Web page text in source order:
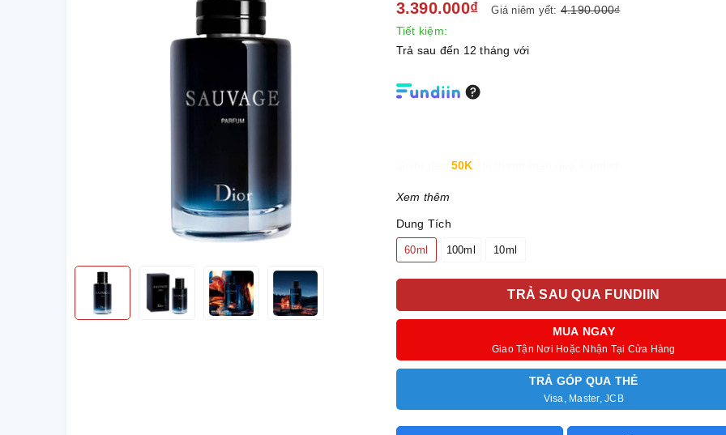
3.390.000₫ Giá niêm yết: 4.190.000₫
Tiết kiệm:
Trả sau đến 12 tháng với
50K
Xem thêm
Dung Tích
60ml 100ml 10ml
TRẢ SAU QUA FUNDIIN
MUA NGAY
Giao Tận Nơi Hoặc Nhận Tại Cửa Hàng
TRẢ GÓP QUA THẺ
Visa, Master, JCB